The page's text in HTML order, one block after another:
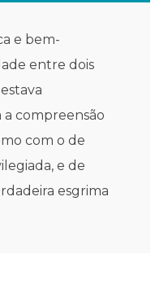
e bem-
entre dois
compreensão
com o de
e de
esgrima